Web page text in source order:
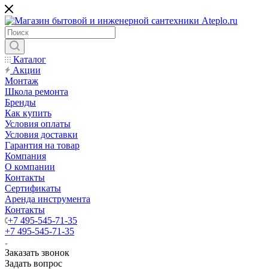
Каталог
Акции
Монтаж
Школа ремонта
Бренды
Как купить
Условия оплаты
Условия доставки
Гарантия на товар
Компания
О компании
Контакты
Сертификаты
Аренда инструмента
Контакты
+7 495-545-71-35
+7 495-545-71-35
Заказать звонок
Задать вопрос